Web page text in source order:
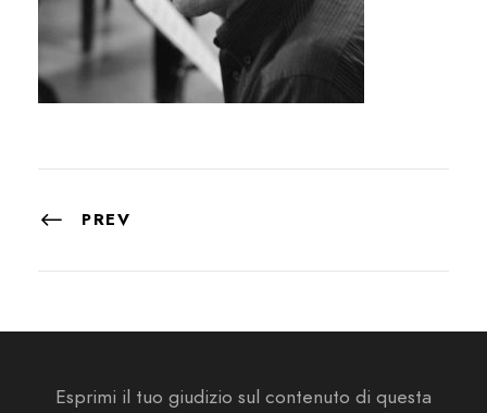
PREV
Esprimi il tuo giudizio sul contenuto di questa